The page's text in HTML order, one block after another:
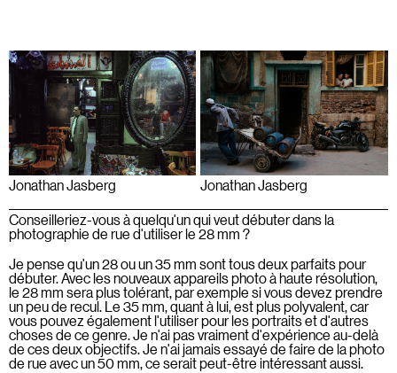
Jonathan Jasberg
Jonathan Jasberg
Conseilleriez-vous à quelqu'un qui veut débuter dans la
photographie de rue d'utiliser le 28 mm ?
Je pense qu'un 28 ou un 35 mm sont tous deux parfaits pour
débuter. Avec les nouveaux appareils photo à haute résolution,
le 28 mm sera plus tolérant, par exemple si vous devez prendre
un peu de recul. Le 35 mm, quant à lui, est plus polyvalent, car
vous pouvez également l'utiliser pour les portraits et d'autres
choses de ce genre. Je n'ai pas vraiment d'expérience au-delà
de ces deux objectifs. Je n'ai jamais essayé de faire de la photo
de rue avec un 50 mm, ce serait peut-être intéressant aussi.